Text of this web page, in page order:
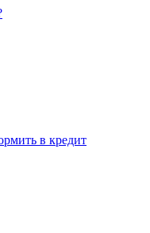
в кредит